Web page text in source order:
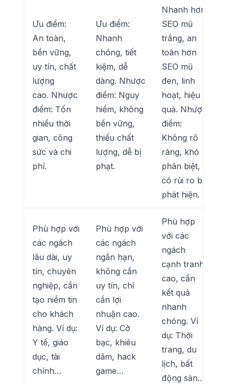
Ưu điểm:
An toàn,
bền vững,
uy tín, chất
lượng
cao. Nhược
điểm: Tốn
nhiều thời
gian, công
sức và chi
phí.
Ưu điểm:
Nhanh
chóng, tiết
kiệm, dễ
dàng. Nhược
điểm: Nguy
hiểm, không
bền vững,
thiếu chất
lượng, dễ bị
phạt.
Nhanh hơn
SEO mũ
trắng, an
toàn hơn
SEO mũ
đen, linh
hoạt, hiệu
quả. Nhược
điểm:
Không rõ
ràng, khó
phân biệt,
có rủi ro bị
phát hiện.
Phù hợp với
các ngách
lâu dài, uy
tín, chuyên
nghiệp, cần
tạo niềm tin
cho khách
hàng. Ví dụ:
Y tế, giáo
dục, tài
chính…
Phù hợp với
các ngách
ngắn hạn,
không cần
uy tín, chỉ
cần lợi
nhuận cao.
Ví dụ: Cờ
bạc, khiêu
dâm, hack
game…
Phù hợp
với các
ngách
cạnh tranh
cao, cần
kết quả
nhanh
chóng. Ví
dụ: Thời
trang, du
lịch, bất
động sản…